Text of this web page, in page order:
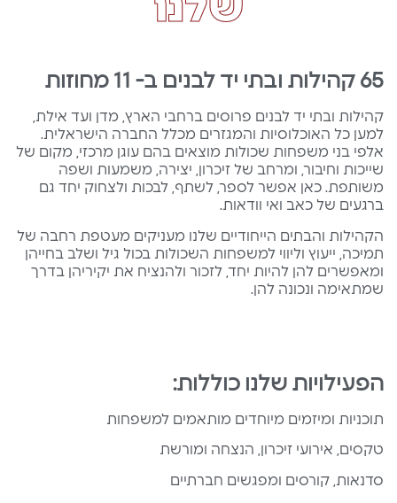
65 קהילות ובתי יד לבנים ב- 11 מחוזות
קהילות ובתי יד לבנים פרוסים ברחבי הארץ, מדן ועד אילת,
למען כל האוכלוסיות והמגזרים מכלל החברה הישראלית.
אלפי בני משפחות שכולות מוצאים בהם עוגן מרכזי, מקום של
שייכות וחיבור, ומרחב של זיכרון, יצירה, משמעות ושפה
משותפת. כאן אפשר לספר, לשתף, לבכות ולצחוק יחד גם
ברגעים של כאב ואי וודאות.
הקהילות והבתים הייחודיים שלנו מעניקים מעטפת רחבה של
תמיכה, ייעוץ וליווי למשפחות השכולות בכול גיל ושלב בחייהן
ומאפשרים להן להיות יחד, לזכור ולהנציח את יקיריהן בדרך
שמתאימה ונכונה להן.
הפעילויות שלנו כוללות:
תוכניות ומיזמים מיוחדים מותאמים למשפחות
טקסים, אירועי זיכרון, הנצחה ומורשת
סדנאות, קורסים ומפגשים חברתיים